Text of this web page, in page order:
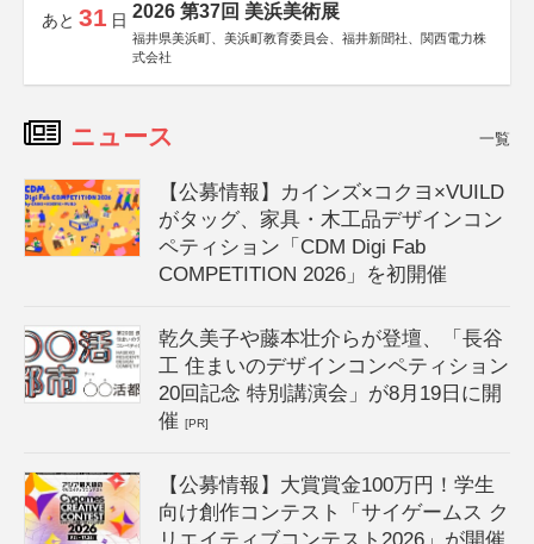
あと 31 日 2026 第37回 美浜美術展
福井県美浜町、美浜町教育委員会、福井新聞社、関西電力株
式会社
ニュース 一覧
【公募情報】カインズ×コクヨ×VUILD
がタッグ、家具・木工品デザインコン
ペティション「CDM Digi Fab
COMPETITION 2026」を初開催
乾久美子や藤本壮介らが登壇、「長谷
工 住まいのデザインコンペティション
20回記念 特別講演会」が8月19日に開
催[PR]
【公募情報】大賞賞金100万円！学生
向け創作コンテスト「サイゲームス ク